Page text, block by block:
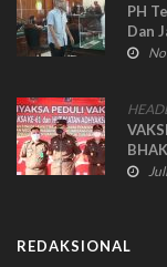
PH
Dan
REDAKSIONAL